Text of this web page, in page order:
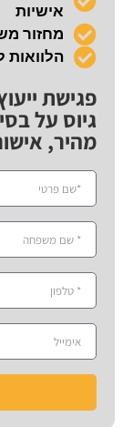
אישיות
מחזור
הלוואות
פגישת
גיוס על
מהיר, אישור